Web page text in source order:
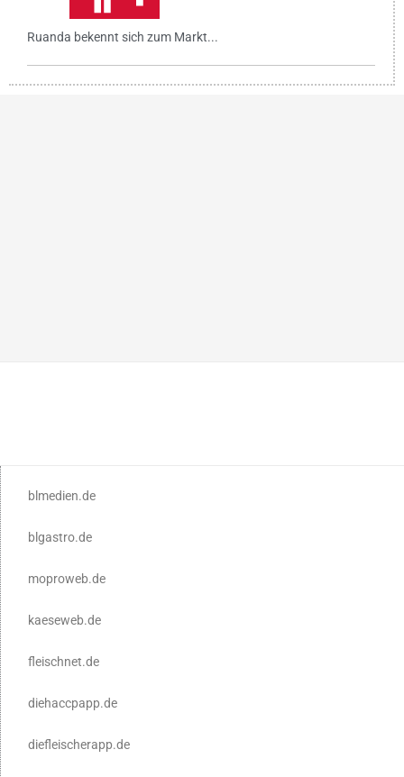
Ruanda bekennt sich zum Markt...
blmedien.de
blgastro.de
moproweb.de
kaeseweb.de
fleischnet.de
diehaccpapp.de
diefleischerapp.de